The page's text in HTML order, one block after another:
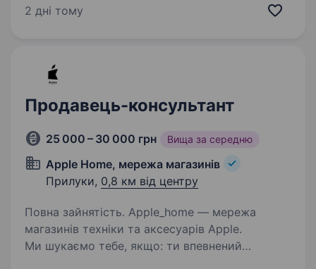
ти хочеш стати справжнім експертом у цьому
2 дні тому
Продавець-консультант
25 000 – 30 000 грн Вища за середню
Apple Home, мережа магазинів
Прилуки, 0,8 км від центру
Повна зайнятість. Apple_home — мережа
магазинів техніки та аксесуарів Apple.
Ми шукаємо тебе, якщо: ти впевнений